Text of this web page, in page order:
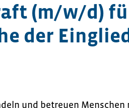
(m/w/d)
der
und betreuen